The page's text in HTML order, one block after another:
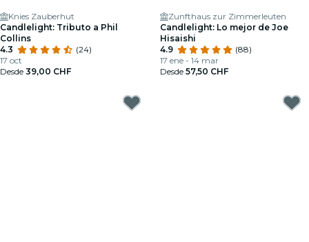
Knies Zauberhut
Candlelight: Tributo a Phil
Collins
4.3
(24)
17 oct
Desde 39,00 CHF
Zunfthaus zur Zimmerleuten
Candlelight: Lo mejor de Joe
Hisaishi
4.9
(88)
17 ene - 14 mar
Desde 57,50 CHF